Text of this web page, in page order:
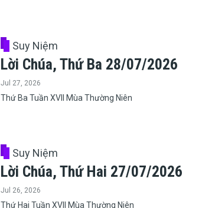
Suy Niệm
Lời Chúa, Thứ Ba 28/07/2026
Jul 27, 2026
Thứ Ba Tuần XVII Mùa Thường Niên
Suy Niệm
Lời Chúa, Thứ Hai 27/07/2026
Jul 26, 2026
Thứ Hai Tuần XVII Mùa Thường Niên